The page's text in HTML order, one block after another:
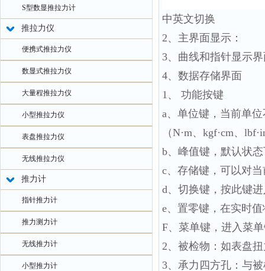
S型数显推拉力计
推拉力仪
便携式推拉力仪
数显式推拉力仪
大量程推拉力仪
小型推拉力仪
表盘推拉力仪
无线推拉力仪
推力计
指针推力计
推力测力计
无线推力计
小型推力计
中英文切换
2、主界面显示：
3、曲线和指针显示
4、数据存储界面
1、 功能按键
a、单位键，当前单
（N·m、kgf·cm、
b、峰值键，默认状
c、存储键，可以对
d、切换键，按此键
e、置零键，在实时
F、菜单键，进入菜
2、被检物：如表盘
3、承力四方孔：与